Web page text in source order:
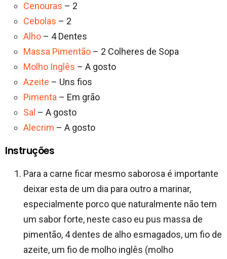
Cenouras – 2
Cebolas – 2
Alho – 4 Dentes
Massa Pimentão – 2 Colheres de Sopa
Molho Inglês – A gosto
Azeite – Uns fios
Pimenta – Em grão
Sal – A gosto
Alecrim – A gosto
Instruções
Para a carne ficar mesmo saborosa é importante
deixar esta de um dia para outro a marinar,
especialmente porco que naturalmente não tem
um sabor forte, neste caso eu pus massa de
pimentão, 4 dentes de alho esmagados, um fio de
azeite, um fio de molho inglês (molho